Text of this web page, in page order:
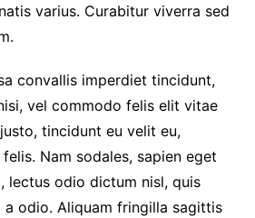
varius. Curabitur viverra sed
convallis imperdiet tincidunt,
vel commodo felis elit vitae
tincidunt eu velit eu,
Nam sodales, sapien eget
lectus odio dictum nisl, quis
odio. Aliquam fringilla sagittis